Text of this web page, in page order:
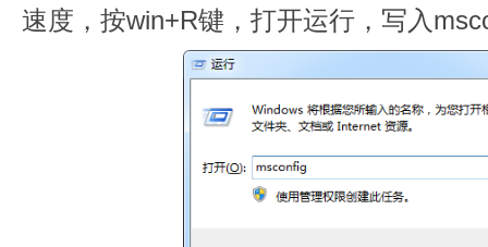
速度，按win+R键，打开运行，写入